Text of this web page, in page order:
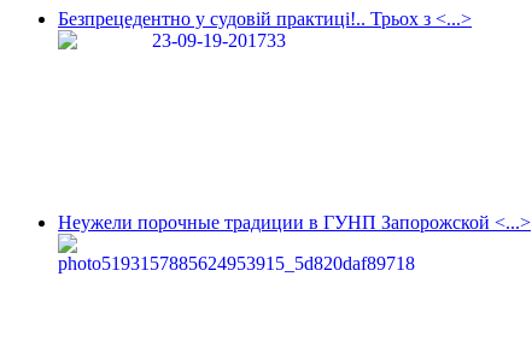
Безпрецедентно у судовій практиці!.. Трьох з <...>
Неужели порочные традиции в ГУНП Запорожской <...>